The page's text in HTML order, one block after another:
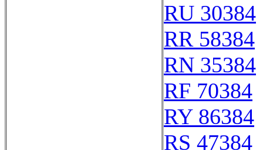
RU 30384
RR 58384
RN 35384
RF 70384
RY 86384
RS 47384